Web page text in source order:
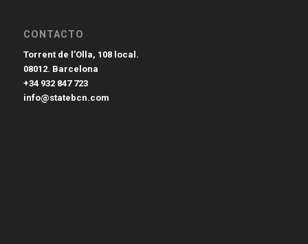
CONTACTO
Torrent de l’Olla, 108 local.
08012. Barcelona
+34 932 847 723
info@statebcn.com